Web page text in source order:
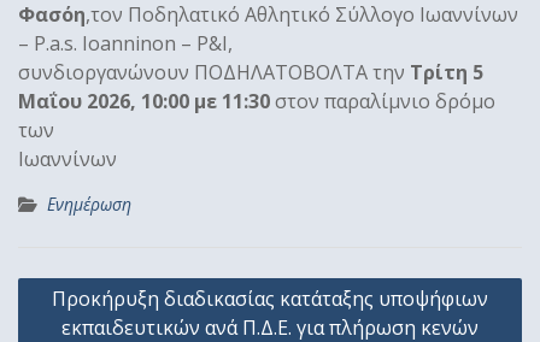
Φασόη,τον Ποδηλατικό Αθλητικό Σύλλογο Ιωαννίνων
– P.a.s. Ioanninon – P&I,
συνδιοργανώνουν ΠΟΔΗΛΑΤΟΒΟΛΤΑ την Τρίτη 5
Μαΐου 2026, 10:00 με 11:30στον παραλίμνιο δρόμο
των
Ιωαννίνων
Ενημέρωση
Πλοήγηση
άρθρων
Προκήρυξη διαδικασίας κατάταξης υποψήφιων
εκπαιδευτικών ανά Π.Δ.Ε. για πλήρωση κενών